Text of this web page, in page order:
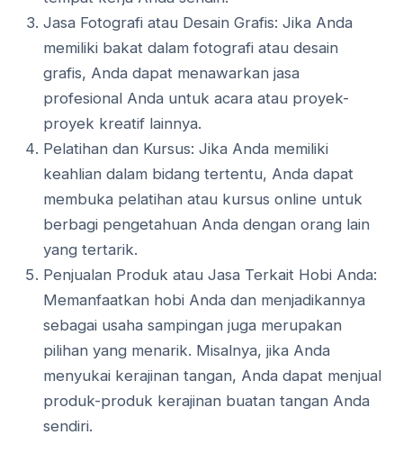
Jasa Fotografi atau Desain Grafis: Jika Anda
memiliki bakat dalam fotografi atau desain
grafis, Anda dapat menawarkan jasa
profesional Anda untuk acara atau proyek-
proyek kreatif lainnya.
Pelatihan dan Kursus: Jika Anda memiliki
keahlian dalam bidang tertentu, Anda dapat
membuka pelatihan atau kursus online untuk
berbagi pengetahuan Anda dengan orang lain
yang tertarik.
Penjualan Produk atau Jasa Terkait Hobi Anda:
Memanfaatkan hobi Anda dan menjadikannya
sebagai usaha sampingan juga merupakan
pilihan yang menarik. Misalnya, jika Anda
menyukai kerajinan tangan, Anda dapat menjual
produk-produk kerajinan buatan tangan Anda
sendiri.